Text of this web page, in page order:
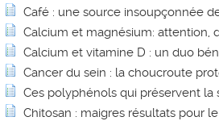
Café : une source insoupçonnée
Calcium et magnésium: attention,
Calcium et vitamine D : un duo
Cancer du sein : la choucroute
Ces polyphénols qui préservent la
Chitosan : maigres résultats pour